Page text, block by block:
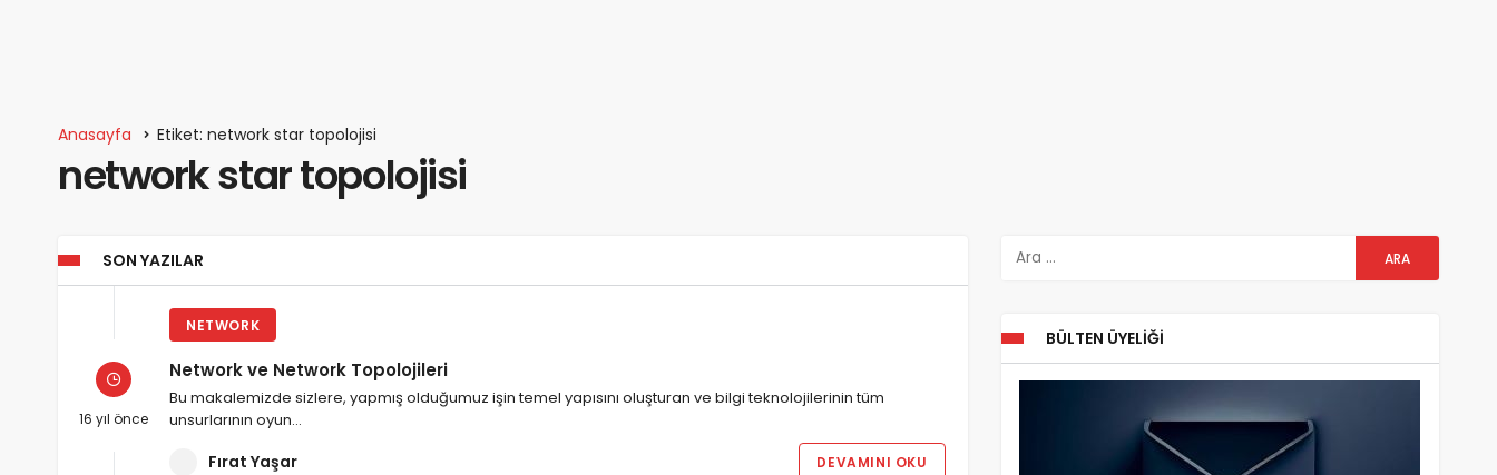
Anasayfa Etiket: network star topolojisi
network star topolojisi
SON YAZILAR
16 yıl önce
NETWORK
Network ve Network Topolojileri
Bu makalemizde sizlere, yapmış olduğumuz işin temel yapısını oluşturan ve bilgi teknolojilerinin tüm
unsurlarının oyun…
Fırat Yaşar DEVAMINI OKU
BÜLTEN ÜYELIĞI